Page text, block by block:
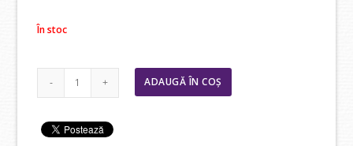
În stoc
Karma
ADAUGĂ ÎN COȘ